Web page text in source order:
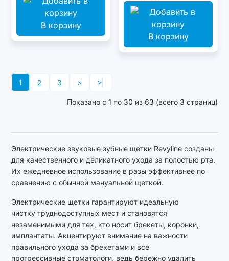
В корзину
В корзину
1 2 3 > >|
Показано с 1 по 30 из 63 (всего 3 страниц)
Электрические звуковые зубные щетки Revyline созданы
для качественного и деликатного ухода за полостью рта.
Их ежедневное использование в разы эффективнее по
сравнению с обычной мануальной щеткой.
Электрические щетки гарантируют идеальную
чистку труднодоступных мест и становятся
незаменимыми для тех, кто носит брекеты, коронки,
имплантаты. Акцентируют внимание на важности
правильного ухода за брекетами и все
прогрессивные стоматологи, ведь бережно удалить